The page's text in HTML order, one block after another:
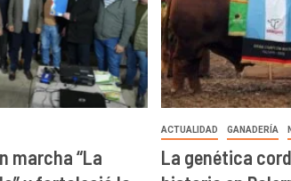
marcha “La
ACTUALIDAD GANADERÍA
La genética